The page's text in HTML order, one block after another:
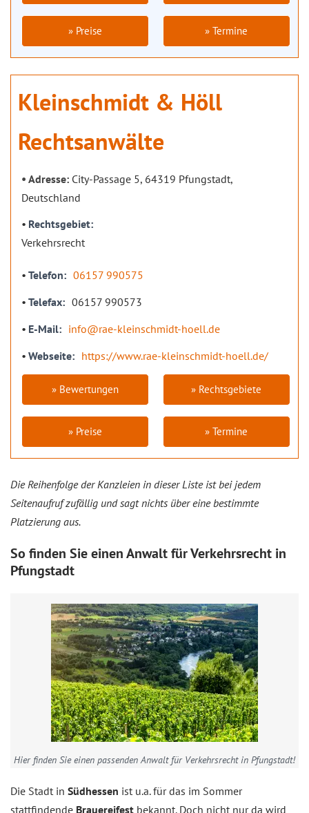
» Preise » Termine
Kleinschmidt & Höll
Rechtsanwälte
Adresse: City-Passage 5, 64319 Pfungstadt,
Deutschland
Rechtsgebiet
Verkehrsrecht
Telefon
06157 990575
Telefax
06157 990573
E-Mail
info@rae-kleinschmidt-hoell.de
Webseite
https://www.rae-kleinschmidt-hoell.de/
» Bewertungen » Rechtsgebiete
» Preise » Termine
Die Reihenfolge der Kanzleien in dieser Liste ist bei jedem
Seitenaufruf zufällig und sagt nichts über eine bestimmte
Platzierung aus.
So finden Sie einen Anwalt für Verkehrsrecht in
Pfungstadt
Hier finden Sie einen passenden Anwalt für Verkehrsrecht in Pfungstadt!
Die Stadt in Südhessen ist u.a. für das im Sommer
stattfindende Brauereifest bekannt. Doch nicht nur da wird